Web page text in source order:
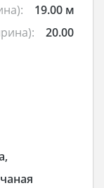
19.00 м
20.00